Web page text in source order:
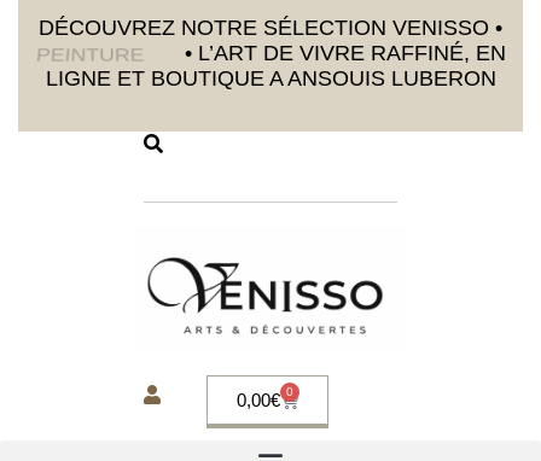
DÉCOUVREZ NOTRE SÉLECTION VENISSO •
DÉCORATION
• L’ART DE VIVRE RAFFINÉ, EN
LIGNE ET BOUTIQUE A ANSOUIS LUBERON
0,00€ 0